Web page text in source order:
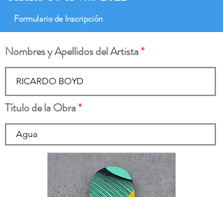
Formulario de Inscripción
Nombres y Apellidos del Artista
Título de la Obra